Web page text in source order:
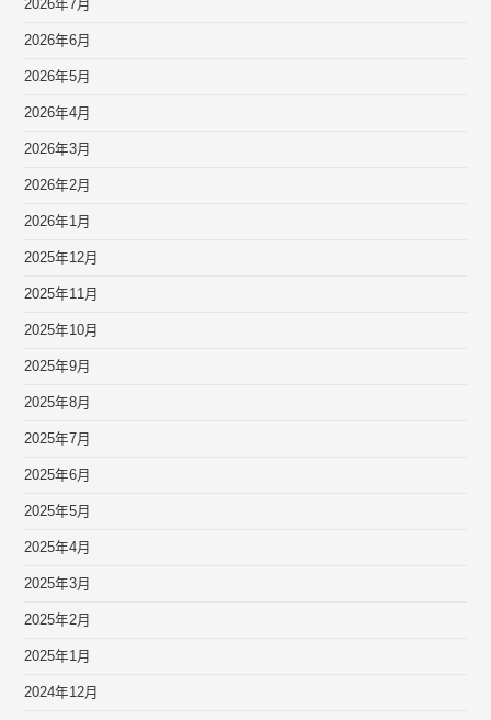
2026年7月
2026年6月
2026年5月
2026年4月
2026年3月
2026年2月
2026年1月
2025年12月
2025年11月
2025年10月
2025年9月
2025年8月
2025年7月
2025年6月
2025年5月
2025年4月
2025年3月
2025年2月
2025年1月
2024年12月